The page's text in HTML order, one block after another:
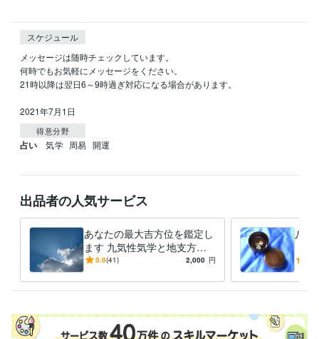
スケジュール
メッセージは随時チェックしています。
何時でもお気軽にメッセージをください。
21時以降は翌日6～9時過ぎ対応になる場合があります。
2021年7月1日
得意分野
占い 気学 周易 開運
出品者の人気サービス
あなたの最大吉方位を鑑定し
ます 九気性気学と地支方鑑
で最大吉方位を取り開運しま
5.0(41) 2,000 円
八面
『ど
す